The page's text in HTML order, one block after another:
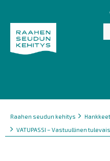
Murupolku
You
are
here:
Raahen seudun kehitys Hankkeet
VATUPASSI – Vastuullinen